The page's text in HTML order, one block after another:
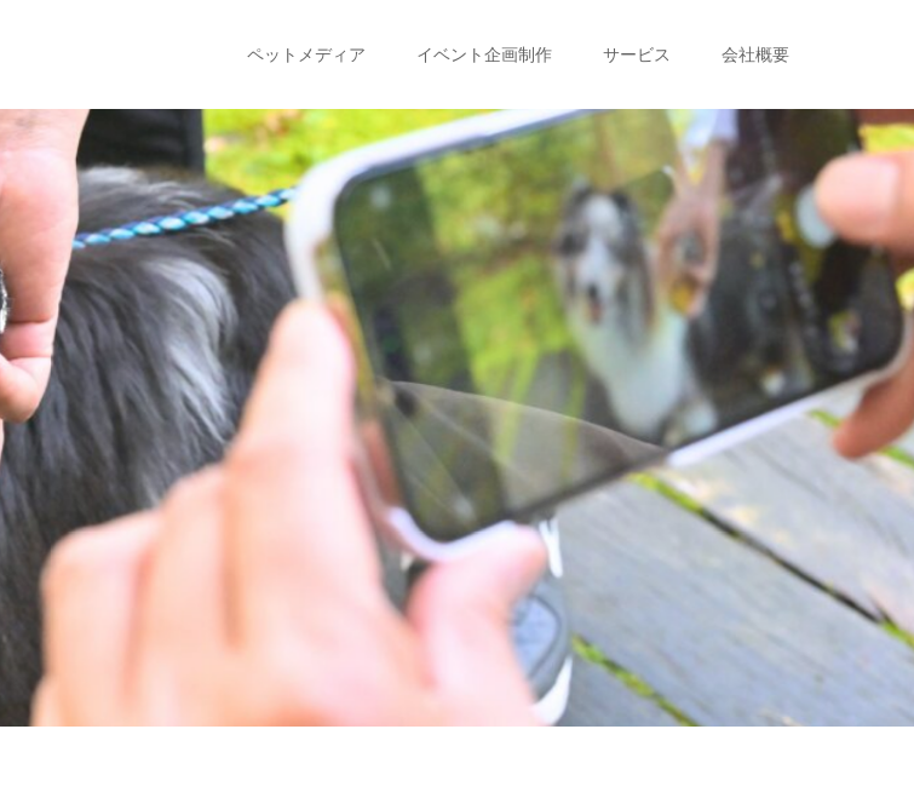
ペットメディア イベント企画制作 サービス 会社概要
PET MEDIA